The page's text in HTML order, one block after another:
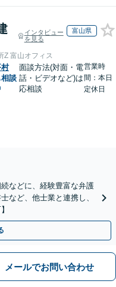
インタビュー
を見る
富山県
Z 富山オフィス
談
面談方法(対面・電
話・ビデオなど)は
応相談
営業時
間：本日
定休日
などに、経験豊富な弁護
など、他士業と連携し、
メールでお問い合わせ